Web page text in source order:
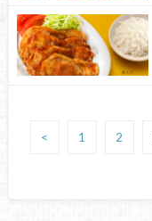
< 1 2